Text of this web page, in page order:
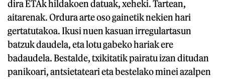
dira ETAk hildakoen datuak, xeheki. Tartean,
aitarenak. Ordura arte oso gainetik nekien hari
gertatutakoa. Ikusi nuen kasuan irregulartasun
batzuk daudela, eta lotu gabeko hariak ere
badaudela. Bestalde, txikitatik pairatu izan ditudan
panikoari, antsietateari eta bestelako minei azalpen